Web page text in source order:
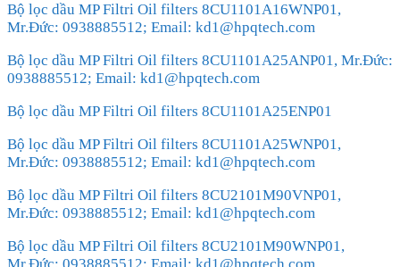
Bộ lọc dầu MP Filtri Oil filters 8CU1101A16WNP01,
Mr.Đức: 0938885512; Email: kd1@hpqtech.com
Bộ lọc dầu MP Filtri Oil filters 8CU1101A25ANP01, Mr.Đức:
0938885512; Email: kd1@hpqtech.com
Bộ lọc dầu MP Filtri Oil filters 8CU1101A25ENP01
Bộ lọc dầu MP Filtri Oil filters 8CU1101A25WNP01,
Mr.Đức: 0938885512; Email: kd1@hpqtech.com
Bộ lọc dầu MP Filtri Oil filters 8CU2101M90VNP01,
Mr.Đức: 0938885512; Email: kd1@hpqtech.com
Bộ lọc dầu MP Filtri Oil filters 8CU2101M90WNP01,